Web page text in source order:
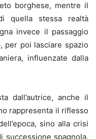
borghese, mentre il
quella stessa realtà
invece il passaggio
per poi lasciare spazio
influenzate dalla
dall’autrice, anche il
rappresenta il riflesso
sino alla crisi
spagnola.